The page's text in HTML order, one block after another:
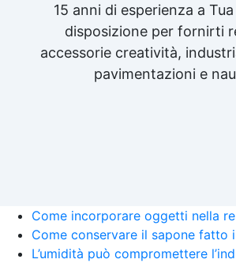
15 anni di esperienza a
disposizione per fornirti
accessorie creatività,
pavimentazioni e
Come incorporare oggetti nella
Come conservare il sapone fatto
L’umidità può compromettere